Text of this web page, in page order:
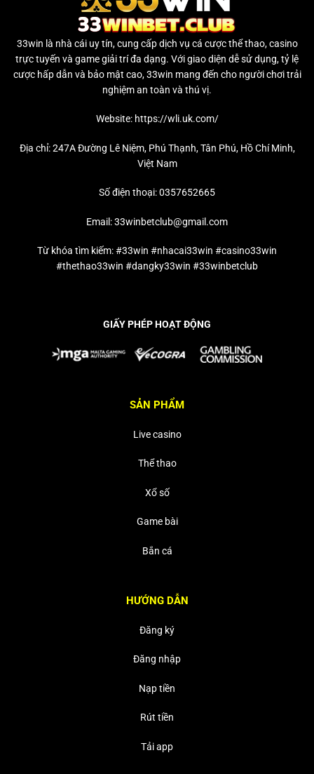
SẢN PHẨM
Live casino
Thể thao
Xổ số
Game bài
Bắn cá
33win là nhà cái uy tín, cung cấp dịch vụ cá cược thể thao, casino
trực tuyến và game giải trí đa dạng. Với giao diện dễ sử dụng, tỷ lệ
cược hấp dẫn và bảo mật cao, 33win mang đến cho người chơi trải
nghiệm an toàn và thú vị.
Website: https://wli.uk.com/
Địa chỉ: 247A Đường Lê Niệm, Phú Thạnh, Tân Phú, Hồ Chí Minh,
Việt Nam
Số điện thoại: 0357652665
Email:33winbetclub@gmail.com
Từ khóa tìm kiếm: #33win #nhacai33win #casino33win
#thethao33win #dangky33win #33winbetclub
GIẤY PHÉP HOẠT ĐỘNG
HƯỚNG DẪN
Đăng ký
Đăng nhập
Nạp tiền
Rút tiền
Tải app